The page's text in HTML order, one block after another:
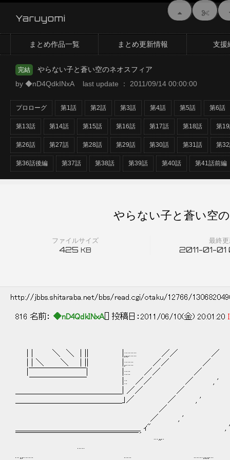
Yaruyomi
まとめ作品一覧 まとめ更新情報 支援
完結
やらない子と蒼い空のネオスフィア
by ◆nD4QdkINxA last update ： 2011/09/14 00:00:00
プロローグ 第1話 第2話 第3話 第4話 第5話 第6話
第13話 第14話 第15話 第16話 第17話 第18話 第
第26話 第27話 第28話 第29話 第30話 第31話 第
第36話後編 第37話 第38話 第39話 第40話 第41話前編
ファイルサイズ
425 KB
最終
2011-01-
やらない子と蒼い空
http://jbbs.shitaraba.net/bbs/read.cgi/otaku/12766/
816 名前： ◆nD4QdkINxA[] 投稿日：2011/06/10(金) 20:01:20
| | ＼ ＼ | || |;;;::::: ／／
| | ＼ ＼ | || |;::::: ／／
|￣￣￣￣￣￣￣| |:::: ／／
￣￣￣￣￣￣￣ |:: ／／
＿＿＿＿＿＿＿＿＿＿＿＿＿| ／
＿＿＿＿＿＿＿＿＿＿＿＿＿」
／ , ' ／
／ , '
＿＿＿＿＿＿＿＿＿＿＿＿＿＿＿_ ｨ" , '